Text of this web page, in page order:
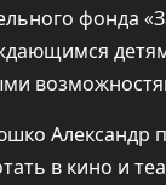
фонда
Александр
в кино и